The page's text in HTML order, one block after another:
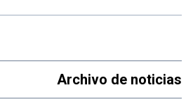
Archivo de noticias